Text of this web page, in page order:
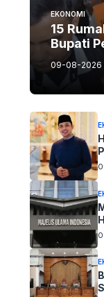
EKONOMI
15
Bupati
09-08-2026